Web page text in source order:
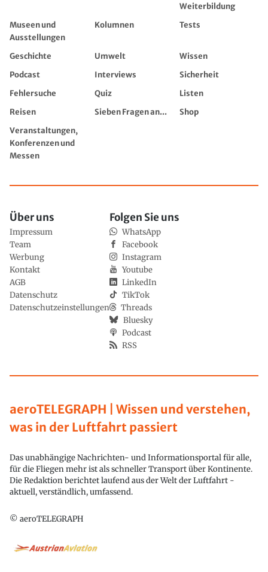
Weiterbildung
Museen und
Ausstellungen
Kolumnen Tests
Geschichte Umwelt
Wissen
Podcast
Interviews
Sicherheit
Fehlersuche
Quiz
Listen
Reisen
Sieben Fragen an...
Shop
Veranstaltungen,
Konferenzen und
Messen
aeroTELEGRAPH | Wissen und verstehen,
was in der Luftfahrt passiert
Das unabhängige Nachrichten- und Informationsportal für alle,
für die Fliegen mehr ist als schneller Transport über Kontinente.
Die Redaktion berichtet laufend aus der Welt der Luftfahrt -
aktuell, verständlich, umfassend.
© aeroTELEGRAPH
Über uns
Impressum
Team
Werbung
Kontakt
AGB
Datenschutz
Datenschutzeinstellungen
Folgen Sie uns
WhatsApp
Facebook
Instagram
Youtube
LinkedIn
TikTok
Threads
Bluesky
Podcast
RSS